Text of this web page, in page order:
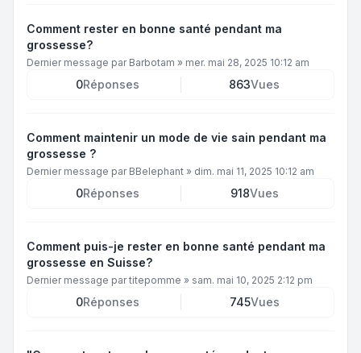
Comment rester en bonne santé pendant ma
grossesse?
Dernier message par Barbotam » mer. mai 28, 2025 10:12 am
0Réponses 863Vues
Comment maintenir un mode de vie sain pendant ma
grossesse ?
Dernier message par BBelephant » dim. mai 11, 2025 10:12 am
0Réponses 918Vues
Comment puis-je rester en bonne santé pendant ma
grossesse en Suisse?
Dernier message partitepomme » sam. mai 10, 2025 2:12 pm
0Réponses 745Vues